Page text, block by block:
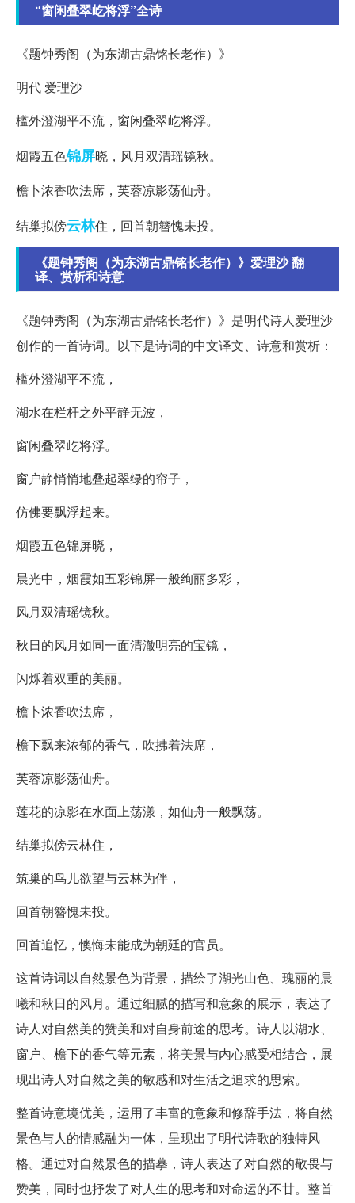
“窗闲叠翠屹将浮”全诗
《题钟秀阁（为东湖古鼎铭长老作）》
明代 爱理沙
槛外澄湖平不流，窗闲叠翠屹将浮。
烟霞五色锦屏晓，风月双清瑶镜秋。
檐卜浓香吹法席，芙蓉凉影荡仙舟。
结巢拟傍云林住，回首朝簪愧未投。
《题钟秀阁（为东湖古鼎铭长老作）》爱理沙 翻
译、赏析和诗意
《题钟秀阁（为东湖古鼎铭长老作）》是明代诗人爱理沙
创作的一首诗词。以下是诗词的中文译文、诗意和赏析：
槛外澄湖平不流，
湖水在栏杆之外平静无波，
窗闲叠翠屹将浮。
窗户静悄悄地叠起翠绿的帘子，
仿佛要飘浮起来。
烟霞五色锦屏晓，
晨光中，烟霞如五彩锦屏一般绚丽多彩，
风月双清瑶镜秋。
秋日的风月如同一面清澈明亮的宝镜，
闪烁着双重的美丽。
檐卜浓香吹法席，
檐下飘来浓郁的香气，吹拂着法席，
芙蓉凉影荡仙舟。
莲花的凉影在水面上荡漾，如仙舟一般飘荡。
结巢拟傍云林住，
筑巢的鸟儿欲望与云林为伴，
回首朝簪愧未投。
回首追忆，懊悔未能成为朝廷的官员。
这首诗词以自然景色为背景，描绘了湖光山色、瑰丽的晨
曦和秋日的风月。通过细腻的描写和意象的展示，表达了
诗人对自然美的赞美和对自身前途的思考。诗人以湖水、
窗户、檐下的香气等元素，将美景与内心感受相结合，展
现出诗人对自然之美的敏感和对生活之追求的思索。
整首诗意境优美，运用了丰富的意象和修辞手法，将自然
景色与人的情感融为一体，呈现出了明代诗歌的独特风
格。通过对自然景色的描摹，诗人表达了对自然的敬畏与
赞美，同时也抒发了对人生的思考和对命运的不甘。整首